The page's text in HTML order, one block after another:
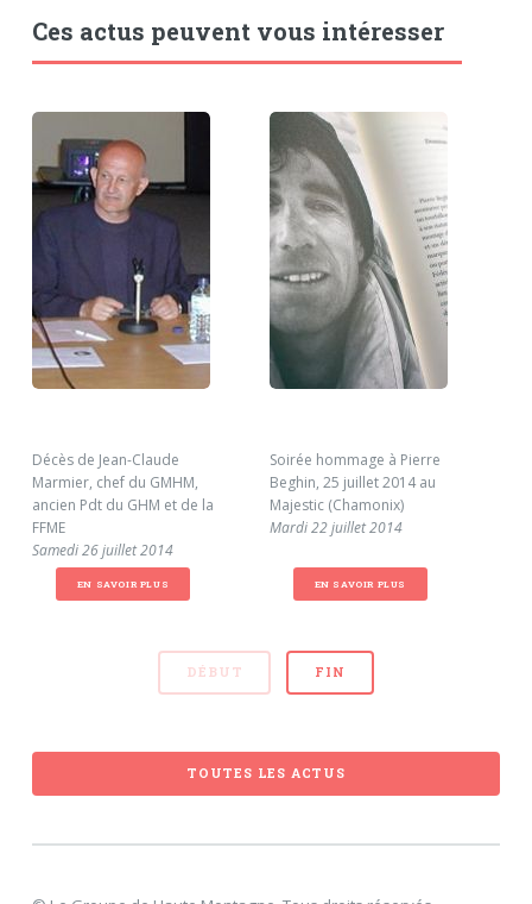
Ces actus peuvent vous intéresser
Décès de Jean-Claude
Marmier, chef du GMHM,
ancien Pdt du GHM et de la
FFME
Samedi 26 juillet 2014
EN SAVOIR PLUS
Soirée hommage à Pierre
Beghin, 25 juillet 2014 au
Majestic (Chamonix)
Mardi 22 juillet 2014
EN SAVOIR PLUS
DÉBUT FIN
TOUTES LES ACTUS